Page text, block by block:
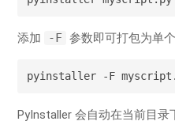
添加 -F 参数即可打包为单
pyinstaller -F
PyInstaller 会自动在当前目录